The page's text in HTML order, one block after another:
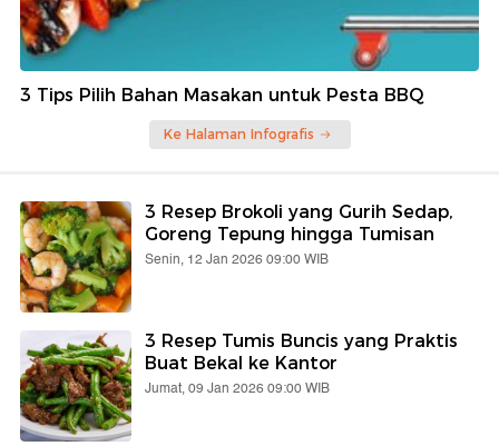
3 Tips Pilih Bahan Masakan untuk Pesta BBQ
Ke Halaman Infografis
3 Resep Brokoli yang Gurih Sedap,
Goreng Tepung hingga Tumisan
Senin, 12 Jan 2026 09:00 WIB
3 Resep Tumis Buncis yang Praktis
Buat Bekal ke Kantor
Jumat, 09 Jan 2026 09:00 WIB